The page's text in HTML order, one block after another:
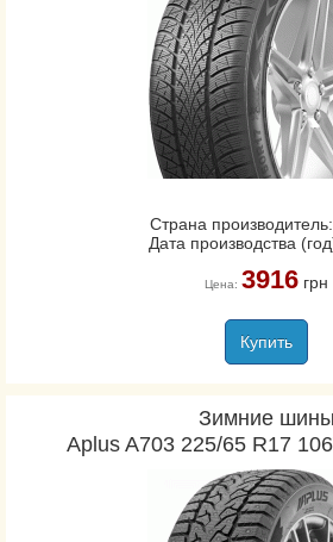
Страна
Дата производства
Цена: 3916грн
Купить
Зимние шины
Aplus A703 225/65 R17